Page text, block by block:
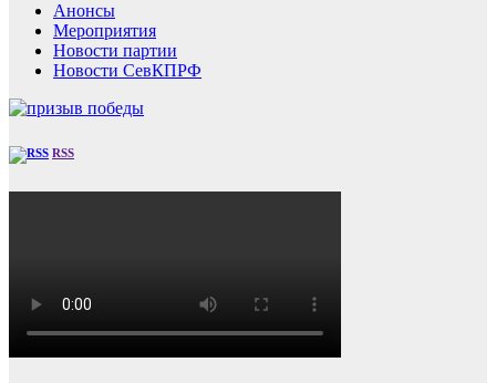
Анонсы
Мероприятия
Новости партии
Новости СевКПРФ
RSS